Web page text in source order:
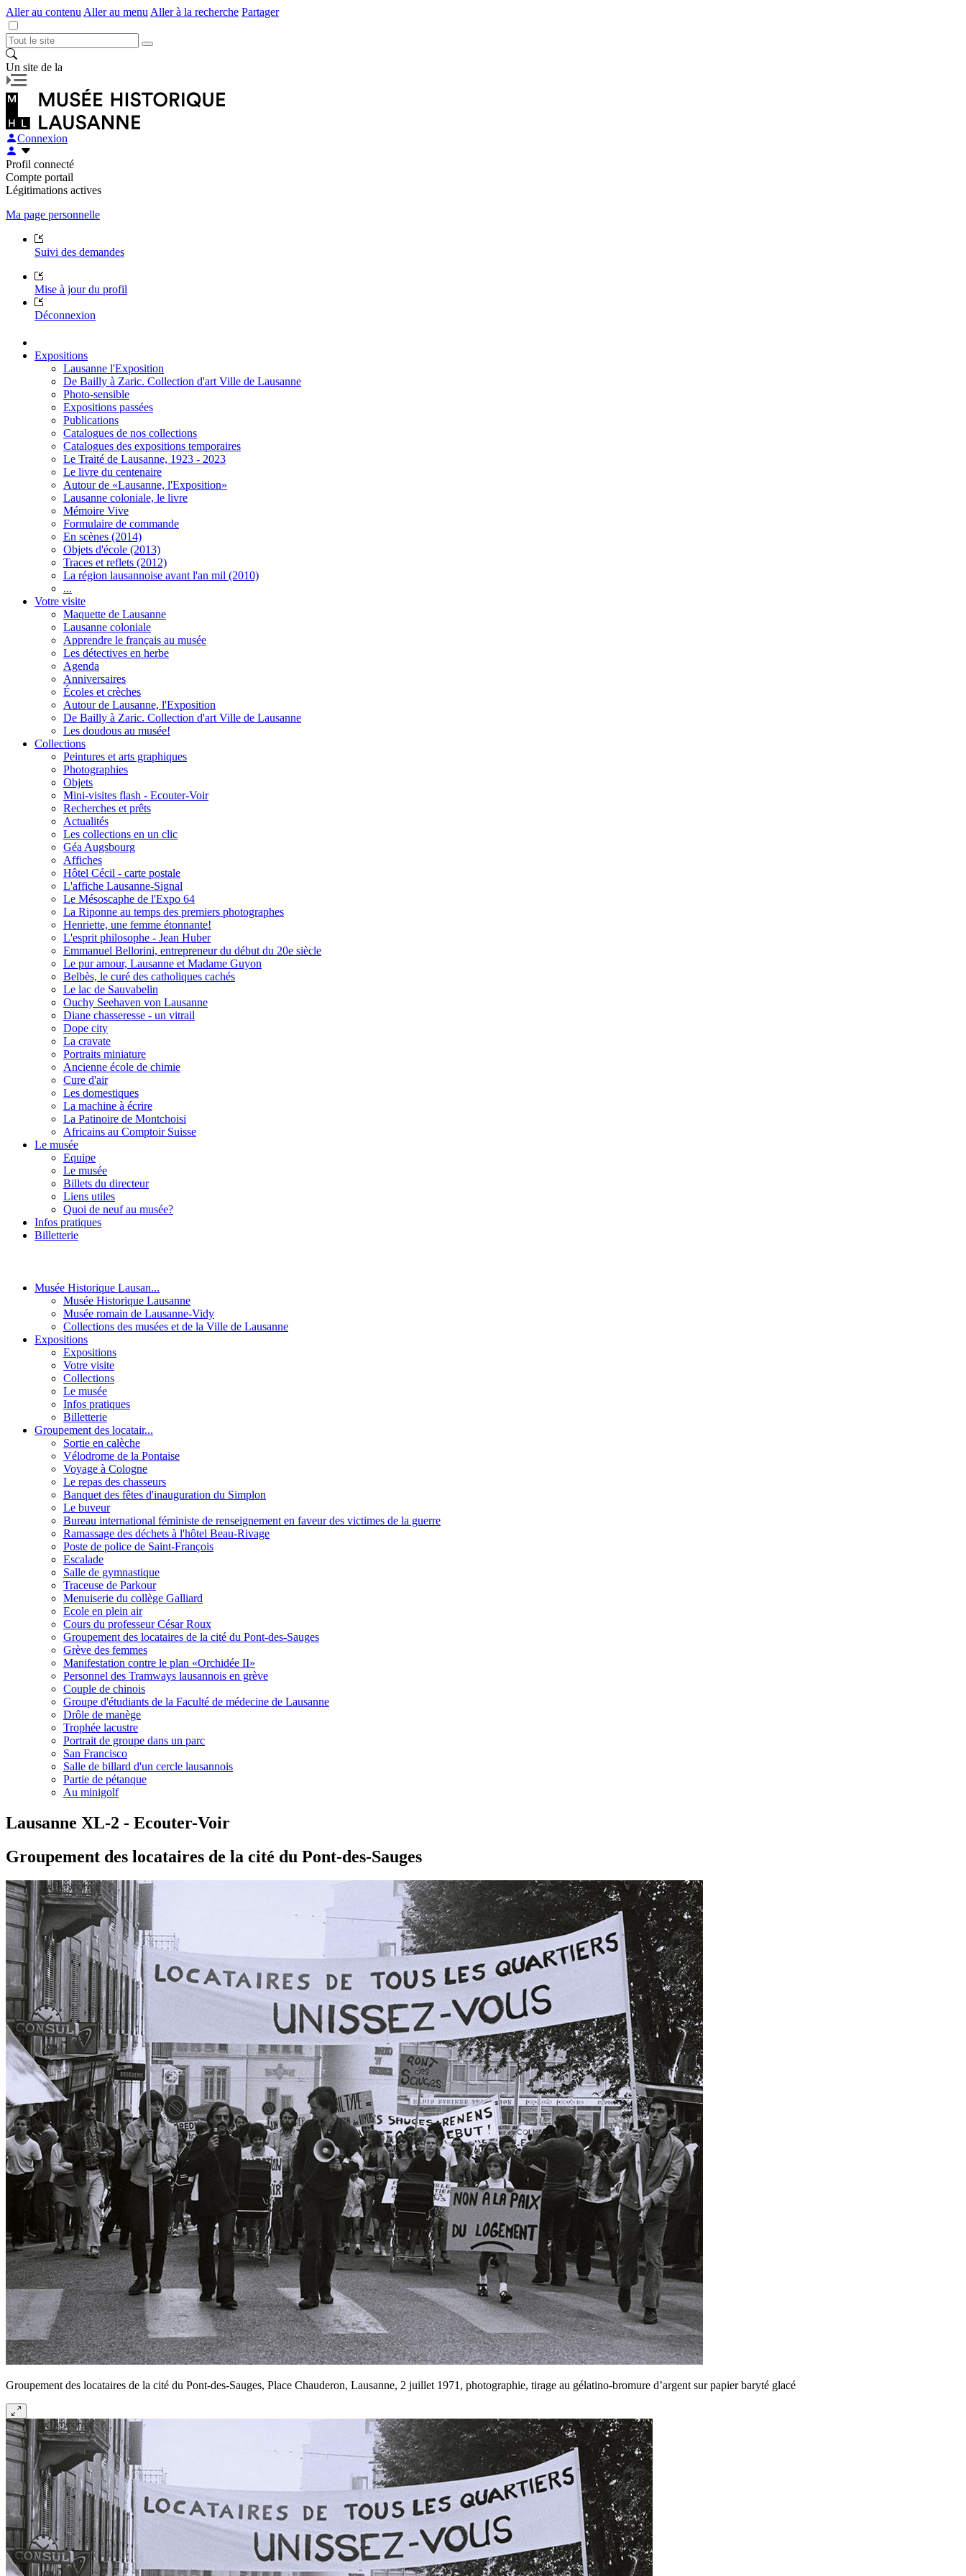
Aller au contenu Aller au menu Aller à la recherche Partager
Un site de la
Connexion
Profil connecté
Compte portail
Légitimations actives
Ma page personnelle
Suivi des demandes
Mise à jour du profil
Déconnexion
Expositions
Lausanne l'Exposition
De Bailly à Zaric. Collection d'art Ville de Lausanne
Photo-sensible
Expositions passées
Publications
Catalogues de nos collections
Catalogues des expositions temporaires
Le Traité de Lausanne, 1923 - 2023
Le livre du centenaire
Autour de «Lausanne, l'Exposition»
Lausanne coloniale, le livre
Mémoire Vive
Formulaire de commande
En scènes (2014)
Objets d'école (2013)
Traces et reflets (2012)
La région lausannoise avant l'an mil (2010)
...
Votre visite
Maquette de Lausanne
Lausanne coloniale
Apprendre le français au musée
Les détectives en herbe
Agenda
Anniversaires
Écoles et crèches
Autour de Lausanne, l'Exposition
De Bailly à Zaric. Collection d'art Ville de Lausanne
Les doudous au musée!
Collections
Peintures et arts graphiques
Photographies
Objets
Mini-visites flash - Ecouter-Voir
Recherches et prêts
Actualités
Les collections en un clic
Géa Augsbourg
Affiches
Hôtel Cécil - carte postale
L'affiche Lausanne-Signal
Le Mésoscaphe de l'Expo 64
La Riponne au temps des premiers photographes
Henriette, une femme étonnante!
L'esprit philosophe - Jean Huber
Emmanuel Bellorini, entrepreneur du début du 20e siècle
Le pur amour, Lausanne et Madame Guyon
Belbès, le curé des catholiques cachés
Le lac de Sauvabelin
Ouchy Seehaven von Lausanne
Diane chasseresse - un vitrail
Dope city
La cravate
Portraits miniature
Ancienne école de chimie
Cure d'air
Les domestiques
La machine à écrire
La Patinoire de Montchoisi
Africains au Comptoir Suisse
Le musée
Equipe
Le musée
Billets du directeur
Liens utiles
Quoi de neuf au musée?
Infos pratiques
Billetterie
Musée Historique Lausan...
Musée Historique Lausanne
Musée romain de Lausanne-Vidy
Collections des musées et de la Ville de Lausanne
Expositions
Expositions
Votre visite
Collections
Le musée
Infos pratiques
Billetterie
Groupement des locatair...
Sortie en calèche
Vélodrome de la Pontaise
Voyage à Cologne
Le repas des chasseurs
Banquet des fêtes d'inauguration du Simplon
Le buveur
Bureau international féministe de renseignement en faveur des victimes de la guerre
Ramassage des déchets à l'hôtel Beau-Rivage
Poste de police de Saint-François
Escalade
Salle de gymnastique
Traceuse de Parkour
Menuiserie du collège Galliard
Ecole en plein air
Cours du professeur César Roux
Groupement des locataires de la cité du Pont-des-Sauges
Grève des femmes
Manifestation contre le plan «Orchidée II»
Personnel des Tramways lausannois en grève
Couple de chinois
Groupe d'étudiants de la Faculté de médecine de Lausanne
Drôle de manège
Trophée lacustre
Portrait de groupe dans un parc
San Francisco
Salle de billard d'un cercle lausannois
Partie de pétanque
Au minigolf
Lausanne XL-2 - Ecouter-Voir
Groupement des locataires de la cité du Pont-des-Sauges
Groupement des locataires de la cité du Pont-des-Sauges, Place Chauderon, Lausanne, 2 juillet 1971, photographie, tirage au gélatino-bromure d’argent sur papier baryté glacé